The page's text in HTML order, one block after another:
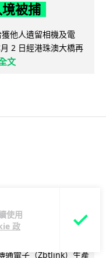
使用
政
被捕
他人遺留相機及電
2 日經港珠澳大橋再
文
每 35 秒自
用家私隱堪憂
通電子（Zbtlink）生產